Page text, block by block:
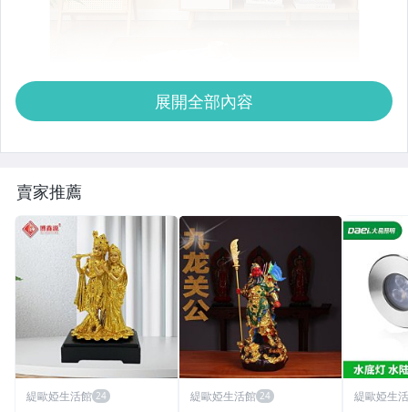
展開全部內容
賣家推薦
緹歐婭生活館 緹歐婭生活館 緹歐婭生